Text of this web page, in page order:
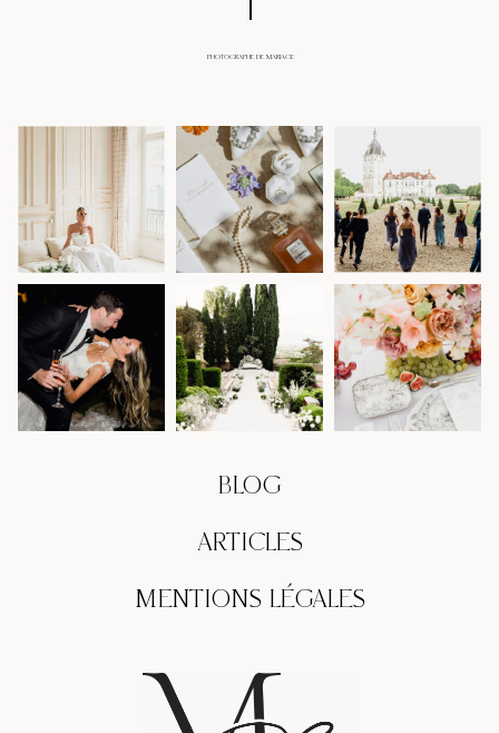
PHOTOGRAPHE DE MARIAGE
BLOG
ARTICLES
MENTIONS LÉGALES